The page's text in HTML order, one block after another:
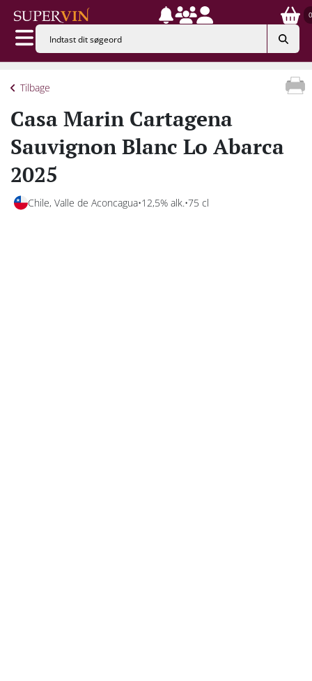
0
Tilbage
Casa Marin Cartagena
Sauvignon Blanc Lo Abarca
2025
Chile, Valle de Aconcagua 12,5% alk. 75 cl